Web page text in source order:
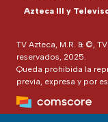
TV Azteca, M.R. & ©,
reservados, 2025.
Queda prohibida la
previa, expresa y por
Azteca III y